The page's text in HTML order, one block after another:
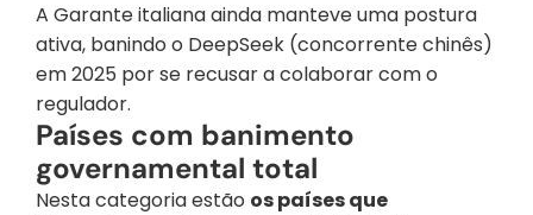
A Garante italiana ainda manteve uma postura
ativa, banindo o DeepSeek (concorrente chinês)
em 2025 por se recusar a colaborar com o
regulador.
Países com banimento
governamental total
Nesta categoria estão os países que